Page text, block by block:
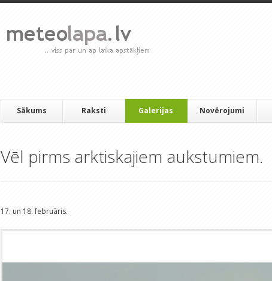
Sākums Raksti Galerijas Novērojumi
Vēl pirms arktiskajiem aukstumiem.
17. un 18. februāris.